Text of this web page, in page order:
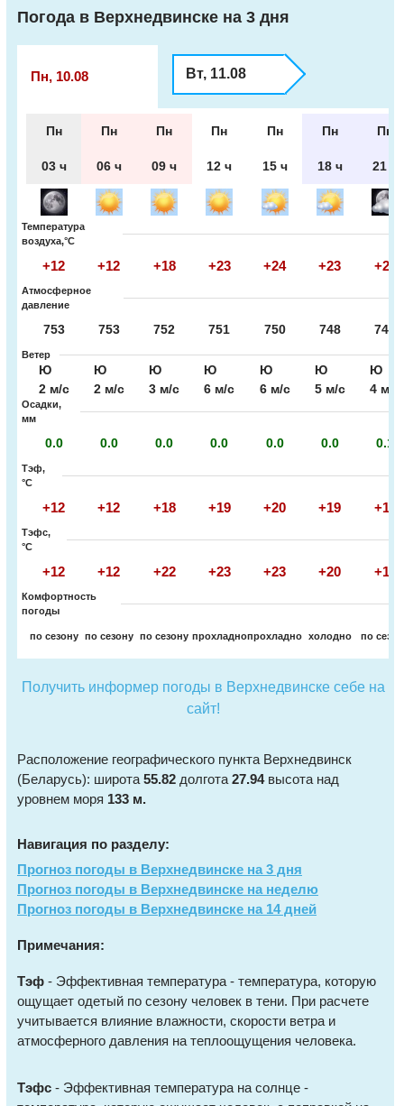
Погода в Верхнедвинске на 3 дня
Пн, 10.08 Вт, 11.08
Пн Пн Пн Пн Пн Пн Пн
03 ч 06 ч 09 ч 12 ч 15 ч 18 ч 21 ч
Температура
воздуха,°С
+12 +12 +18 +23 +24 +23 +20
Атмосферное
давление
753 753 752 751 750 748 747
Ветер
Ю
2 м/с
Ю
2 м/с
Ю
3 м/с
Ю
6 м/с
Ю
6 м/с
Ю
5 м/с
Ю
4 м/с
Осадки,
мм
0.0 0.0 0.0 0.0 0.0 0.0 0.1
Тэф,
°C
+12 +12 +18 +19 +20 +19 +19
Тэфс,
°C
+12 +12 +22 +23 +23 +20 +19
Комфортность
погоды
по сезону по сезону по сезону прохладнопрохладно холодно по
Получить информер погоды в Верхнедвинске себе на
сайт!
Расположение географического пункта Верхнедвинск
(Беларусь): широта 55.82 долгота 27.94высота над
уровнем моря 133 м.
Навигация по разделу:
Прогноз погоды в Верхнедвинске на 3 дня
Прогноз погоды в Верхнедвинске на неделю
Прогноз погоды в Верхнедвинске на 14 дней
Примечания:
Тэф - Эффективная температура - температура, которую
ощущает одетый по сезону человек в тени. При расчете
учитывается влияние влажности, скорости ветра и
атмосферного давления на теплоощущения человека.
Тэфс - Эффективная температура на солнце -